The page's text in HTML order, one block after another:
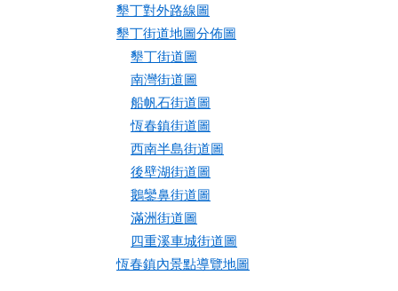
墾丁對外路線圖
墾丁街道地圖分佈圖
墾丁街道圖
南灣街道圖
船帆石街道圖
恆春鎮街道圖
西南半島街道圖
後壁湖街道圖
鵝鑾鼻街道圖
滿洲街道圖
四重溪車城街道圖
恆春鎮內景點導覽地圖